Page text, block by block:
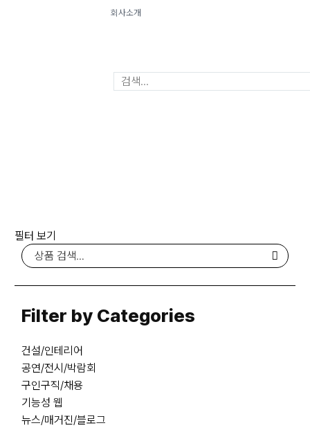
회사소개
필터 보기
Filter by Categories
건설/인테리어
공연/전시/박람회
구인구직/채용
기능성 웹
뉴스/매거진/블로그